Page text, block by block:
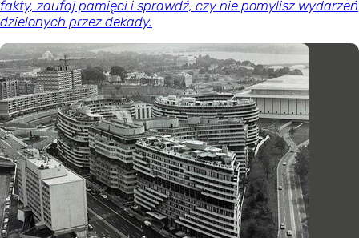
fakty, zaufaj pamięci i sprawdź, czy nie pomylisz wydarzeń
dzielonych przez dekady.